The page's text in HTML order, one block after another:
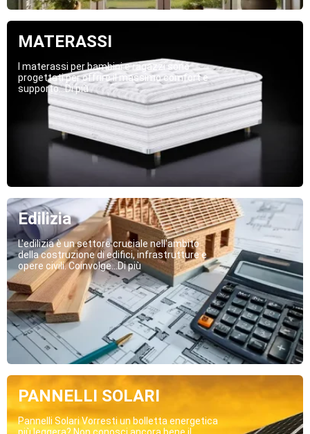
MATERASSI
I materassi per bambini e ragazzi sono
progettati per offrire il massimo comfort e
supporto...Di più
Edilizia
L'edilizia è un settore cruciale nell'ambito
della costruzione di edifici, infrastrutture e
opere civili. Coinvolge...Di più
PANNELLI SOLARI
Pannelli Solari Vorresti un bolletta energetica